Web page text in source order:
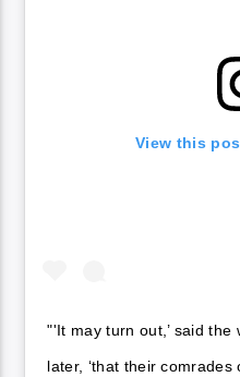
View this
"'It may turn out,’ said
later, ‘that their